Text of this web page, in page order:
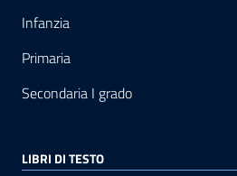
Infanzia
Primaria
Secondaria I grado
LIBRI DI TESTO